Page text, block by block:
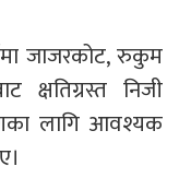
जाजरकोट, रुकुम
क्षतिग्रस्त निजी
लागि आवश्यक